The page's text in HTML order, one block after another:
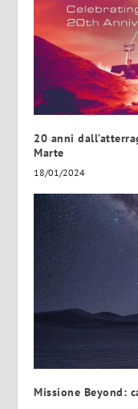
20 anni
Marte
18/01/2024
Missione Beyond: